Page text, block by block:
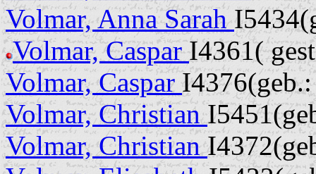
Volmar, Anna Sarah
Volmar, CasparI4361(
Volmar, Caspar
Volmar, Christian
Volmar, Christian